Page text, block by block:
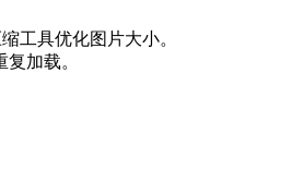
工具优化图片大小。
加载。